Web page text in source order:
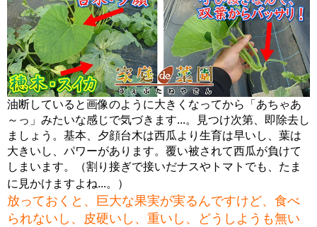
油断していると画像のように大きくなってから「あちゃあ
～っ」みたいな感じで気づきます...。見つけ次第、即除去し
ましょう。基本、夕顔台木は西瓜より生育は早いし、葉は
大きいし、パワーがあります。覆い被されて西瓜が負けて
しまいます。（割り接ぎで接いだナスやトマトでも、たま
に見かけますよね...。）
放っておくと、巨大な果実が実るんですけど、食べ
られないし、皮硬いし、重いし、どうしようも無い